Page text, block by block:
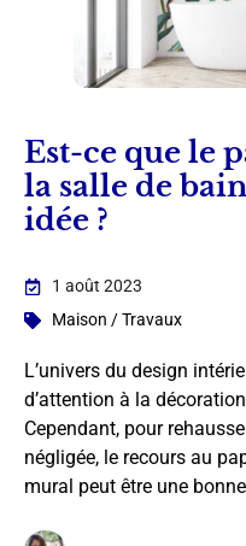
Est-ce que le
la salle de
idée ?
1 août 2023
Maison / Travaux
L’univers du design
d’attention à la
Cependant, pour
négligée, le recours au
mural peut être une